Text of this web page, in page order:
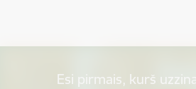
Esi pirmais, kurš uzzina!